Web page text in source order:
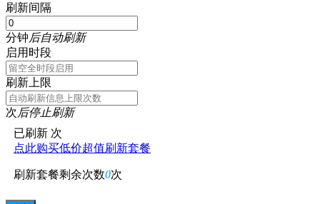
刷新间隔
分钟后自动刷新
启用时段
刷新上限
次后停止刷新
已刷新 次
点此购买低价超值刷新套餐
刷新套餐剩余次数0次